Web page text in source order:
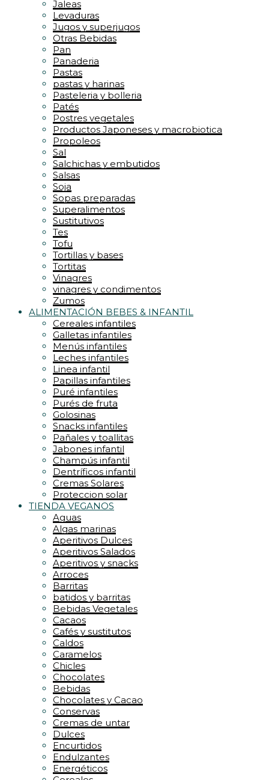
Jaleas
Levaduras
Jugos y superjugos
Otras Bebidas
Pan
Panaderia
Pastas
pastas y harinas
Pasteleria y bolleria
Patés
Postres vegetales
Productos Japoneses y macrobiotica
Propoleos
Sal
Salchichas y embutidos
Salsas
Soja
Sopas preparadas
Superalimentos
Sustitutivos
Tes
Tofu
Tortillas y bases
Tortitas
Vinagres
vinagres y condimentos
Zumos
ALIMENTACIÓN BEBES & INFANTIL
Cereales infantiles
Galletas infantiles
Menús infantiles
Leches infantiles
Linea infantil
Papillas infantiles
Puré infantiles
Purés de fruta
Golosinas
Snacks infantiles
Pañales y toallitas
Jabones infantil
Champús infantil
Dentríficos infantil
Cremas Solares
Proteccion solar
TIENDA VEGANOS
Aguas
Algas marinas
Aperitivos Dulces
Aperitivos Salados
Aperitivos y snacks
Arroces
Barritas
batidos y barritas
Bebidas Vegetales
Cacaos
Cafés y sustitutos
Caldos
Caramelos
Chicles
Chocolates
Bebidas
Chocolates y Cacao
Conservas
Cremas de untar
Dulces
Encurtidos
Endulzantes
Energéticos